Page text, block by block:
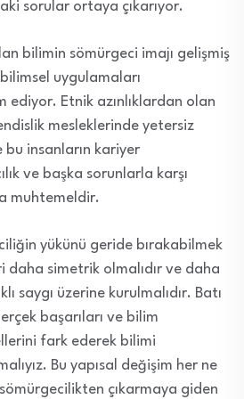
sorular ortaya çıkarıyor.
bilimin sömürgeci imajı gelişmiş
uygulamaları
ediyor. Etnik azınlıklardan olan
mesleklerinde yetersiz
insanların kariyer
ve başka sorunlarla karşı
muhtemeldir.
yükünü geride bırakabilmek
daha simetrik olmalıdır ve daha
saygı üzerine kurulmalıdır. Batı
başarıları ve bilim
fark ederek bilimi
Bu yapısal değişim her ne
çıkarmaya giden